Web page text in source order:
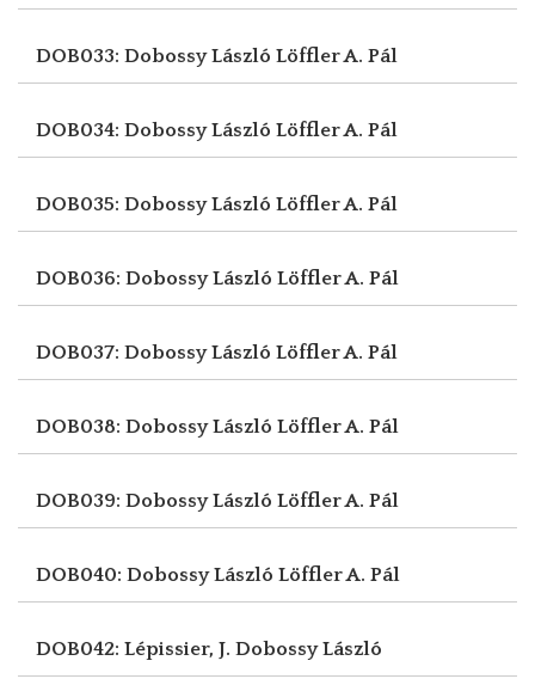
DOB033: Dobossy László Löffler A. Pál
DOB034: Dobossy László Löffler A. Pál
DOB035: Dobossy László Löffler A. Pál
DOB036: Dobossy László Löffler A. Pál
DOB037: Dobossy László Löffler A. Pál
DOB038: Dobossy László Löffler A. Pál
DOB039: Dobossy László Löffler A. Pál
DOB040: Dobossy László Löffler A. Pál
DOB042: Lépissier, J. Dobossy László